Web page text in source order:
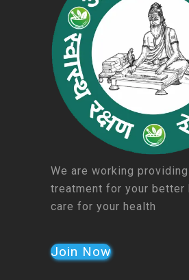
We are working
treatment for your better
care for your health
Join Now